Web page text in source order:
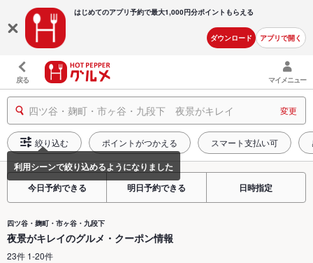
はじめてのアプリ予約で最大1,000円分ポイントもらえる
ダウンロード アプリで開く
戻る マイメニュー
四ツ谷・麹町・市ヶ谷・九段下 夜景がキレイ 変更
絞り込む ポイントがつかえる スマート支払い可
今日予約できる 明日予約できる 日時指定
四ツ谷・麹町・市ヶ谷・九段下
夜景がキレイのグルメ・クーポン情報
23件 1-20件